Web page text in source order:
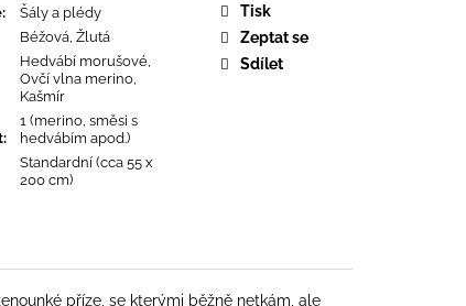
:
Šály a plédy
Béžová, Žlutá
Hedvábí morušové,
Ovčí vlna merino,
Kašmír
:
1 (merino, směsi s
hedvábím apod.)
Standardní (cca 55 x
200 cm)
Tisk
Zeptat se
Sdílet
příze, se kterými běžně netkám, ale